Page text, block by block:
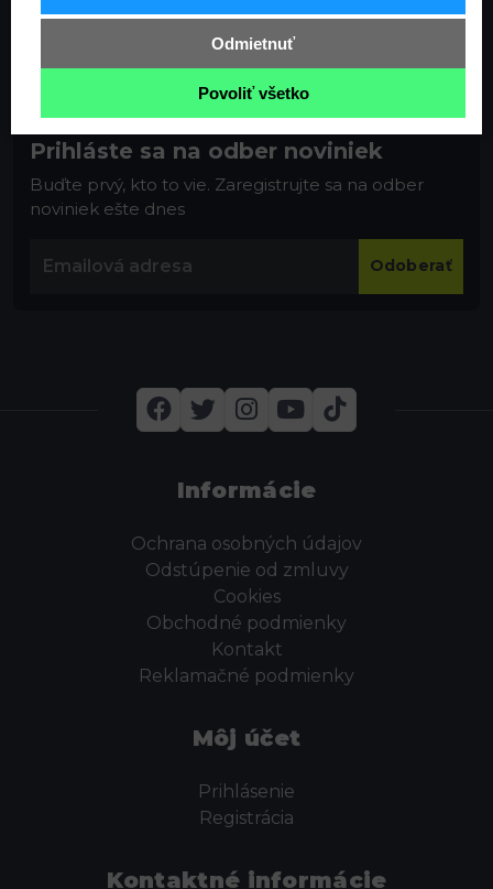
Prihláste sa na odber noviniek
Buďte prvý, kto to vie. Zaregistrujte sa na odber
noviniek ešte dnes
Odoberať
Informácie
Ochrana osobných údajov
Odstúpenie od zmluvy
Cookies
Obchodné podmienky
Kontakt
Reklamačné podmienky
Môj účet
Prihlásenie
Registrácia
Kontaktné informácie
Odmietnuť
Povoliť všetko